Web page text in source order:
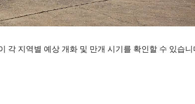
각 지역별 예상 개화 및 만개 시기를 확인할 수 있습니